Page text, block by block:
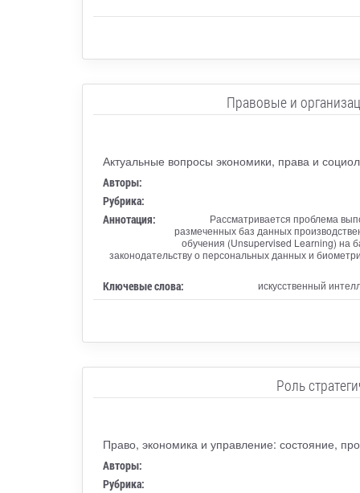
Правовые и
Актуальные вопросы экономики, права и
Авторы:
Рубрика:
Аннотация:
Рассматривается проблема
размеченных баз данных
обучения (Unsupervised Learning) на
законодательству о персональных данных и
Ключевые слова: искусственный
Роль
Право, экономика и управление: состояние,
Авторы:
Рубрика: